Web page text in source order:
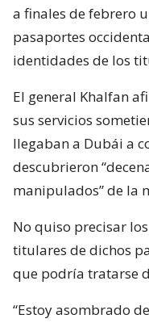
a finales de febrero
pasaportes
identidades de los
El general Khalfan
sus servicios
llegaban a Dubái a
descubrieron
manipulados” de la
No quiso precisar
titulares de dichos
que podría tratarse
“Estoy asombrado